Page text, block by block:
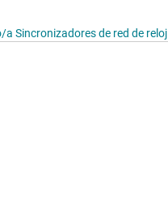
a Sincronizadores de red de reloj